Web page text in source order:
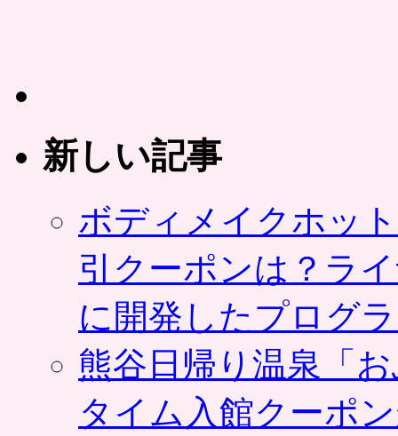
新しい記事
ボディメイクホッ
引クーポンは？ラ
に開発したプログ
熊谷日帰り温泉「
タイム入館クーポ